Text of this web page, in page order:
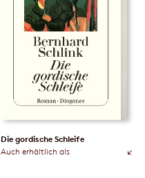
Die gordische Schleife
Auch erhältlich als